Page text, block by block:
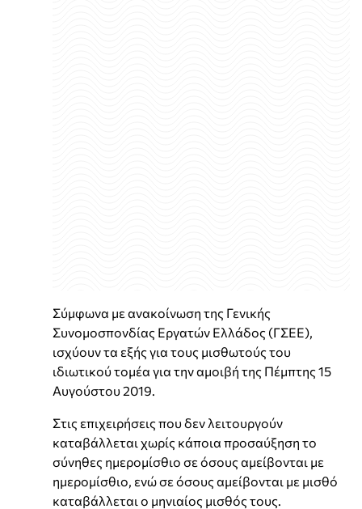
Σύμφωνα με ανακοίνωση της Γενικής
Συνομοσπονδίας Εργατών Ελλάδος (ΓΣΕΕ),
ισχύουν τα εξής για τους μισθωτούς του
ιδιωτικού τομέα για την αμοιβή της Πέμπτης 15
Αυγούστου 2019.
Στις επιχειρήσεις που δεν λειτουργούν
καταβάλλεται χωρίς κάποια προσαύξηση το
σύνηθες ημερομίσθιο σε όσους αμείβονται με
ημερομίσθιο, ενώ σε όσους αμείβονται με μισθό
καταβάλλεται ο μηνιαίος μισθός τους.